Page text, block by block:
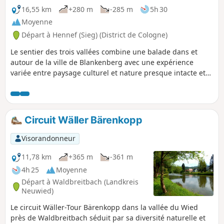
16,55 km
+280 m -285 m
5h 30
Moyenne
Départ à Hennef (Sieg) (District de Cologne)
Le sentier des trois vallées combine une balade dans et
autour de la ville de Blankenberg avec une expérience
variée entre paysage culturel et nature presque intacte et
ville de Blankenberg avec ses anciens vignobles en
terrasses, dans la vallée idyllique de l'Ahrenbach et de la
réserve naturelle de Krabachtal jusqu'à l'ancien monastère
de Merten avec son jardin néo-baroque et son orangerie.
Circuit Wäller Bärenkopp
Visorandonneur
11,78 km
+365 m
-361 m
4h 25
Moyenne
Départ à Waldbreitbach (Landkreis
Neuwied)
Le circuit Wäller-Tour Bärenkopp dans la vallée du Wied
près de Waldbreitbach séduit par sa diversité naturelle et